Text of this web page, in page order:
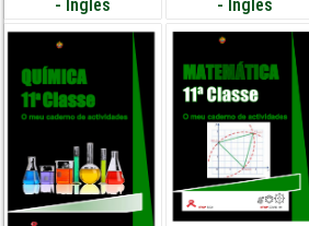
- Inglês
- Inglês